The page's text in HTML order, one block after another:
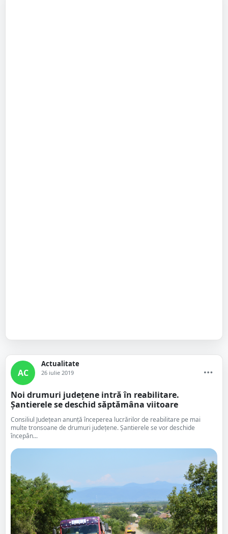
AC
Actualitate
26 iulie 2019
Noi drumuri județene intră în reabilitare.
Șantierele se deschid săptămâna viitoare
Consiliul Județean anunță începerea lucrărilor de reabilitare pe mai
multe tronsoane de drumuri județene. Șantierele se vor deschide
începân...